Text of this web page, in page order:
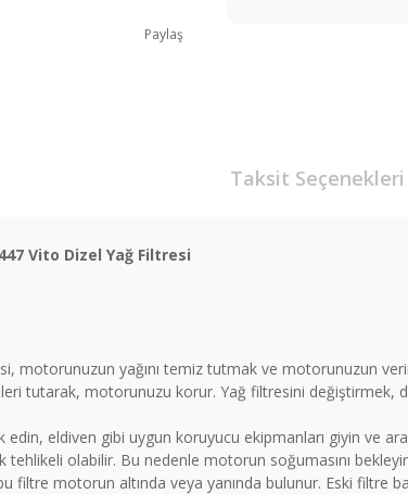
Paylaş
Taksit Seçenekleri
Vito Dizel Yağ Filtresi
yağını temiz tutmak ve motorunuzun
tutarak, motorunuzu korur. Yağ filtresini değiştirmek,
eldiven gibi uygun koruyucu ekipmanları giyin ve
olabilir. Bu nedenle motorun soğumasını
filtre motorun altında veya yanında bulunur. Eski filtre